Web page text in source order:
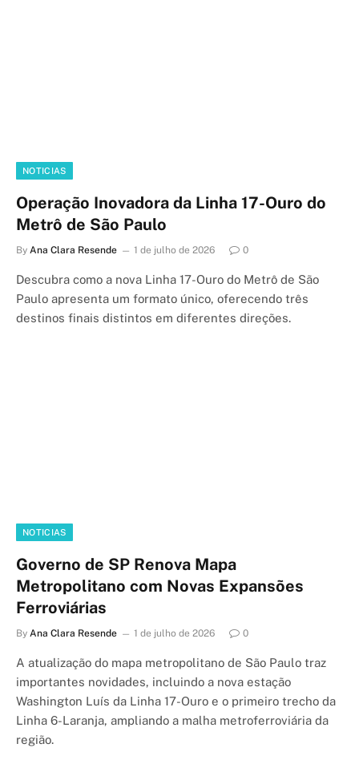
NOTICIAS
Operação Inovadora da Linha 17-Ouro do
Metrô de São Paulo
By Ana Clara Resende 1 de julho de 2026 0
Descubra como a nova Linha 17-Ouro do Metrô de São
Paulo apresenta um formato único, oferecendo três
destinos finais distintos em diferentes direções.
NOTICIAS
Governo de SP Renova Mapa
Metropolitano com Novas Expansões
Ferroviárias
By Ana Clara Resende 1 de julho de 2026 0
A atualização do mapa metropolitano de São Paulo traz
importantes novidades, incluindo a nova estação
Washington Luís da Linha 17-Ouro e o primeiro trecho da
Linha 6-Laranja, ampliando a malha metroferroviária da
região.